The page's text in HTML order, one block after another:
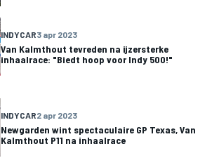
INDYCAR3 apr 2023
Van Kalmthout tevreden na ijzersterke
inhaalrace: "Biedt hoop voor Indy 500!"
INDYCAR2 apr 2023
Newgarden wint spectaculaire GP Texas, Van
Kalmthout P11 na inhaalrace